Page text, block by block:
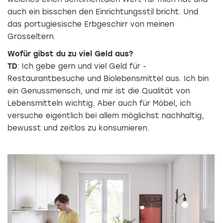
auch ein bisschen den Einrichtungsstil bricht. Und
das portugiesische Erbgeschirr von meinen
Grosseltern.
Wofür gibst du zu viel Geld aus?
TD: Ich gebe gern und viel Geld für ­
Restaurantbesuche und Biolebensmittel aus. Ich bin
ein Genussmensch, und mir ist die Qualität von
Lebensmitteln wichtig. Aber auch für Möbel, ich
versuche eigentlich bei allem möglichst nachhaltig,
bewusst und zeitlos zu konsumieren.